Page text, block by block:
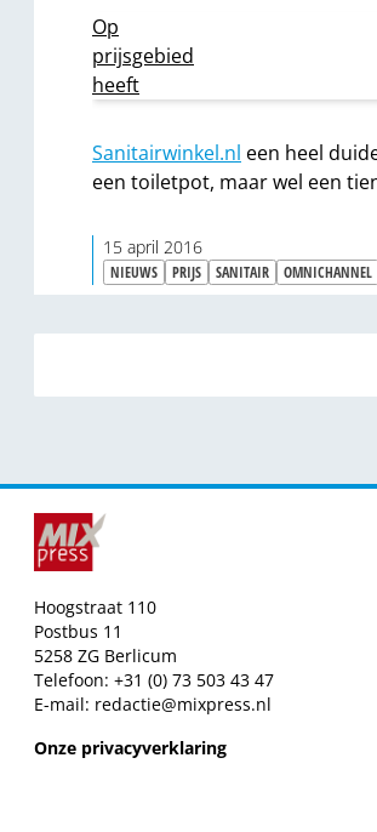
Op
prijsgebied
heeft
Sanitairwinkel.nl een heel
een toiletpot, maar wel een
15 april 2016
NIEUWS PRIJS SANITAIR OMNICHANNEL
Hoogstraat 110
Postbus 11
5258 ZG Berlicum
Telefoon: +31 (0) 73 503 43 47
E-mail: redactie@mixpress.nl
Onze privacyverklaring